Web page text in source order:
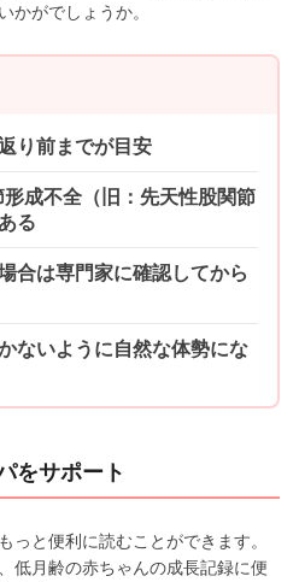
かがでしょうか。
り前までが目安
成不全（旧：先天性股関節
る
合は専門家に確認してから
ないように自然な体勢にな
をサポート
っと便利に読むことができます。
低月齢の赤ちゃんの成長記録に便